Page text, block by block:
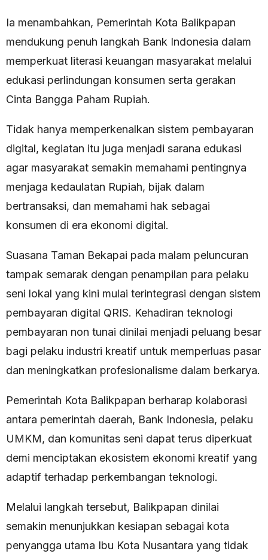
Ia menambahkan, Pemerintah Kota Balikpapan
mendukung penuh langkah Bank Indonesia dalam
memperkuat literasi keuangan masyarakat melalui
edukasi perlindungan konsumen serta gerakan
Cinta Bangga Paham Rupiah.
Tidak hanya memperkenalkan sistem pembayaran
digital, kegiatan itu juga menjadi sarana edukasi
agar masyarakat semakin memahami pentingnya
menjaga kedaulatan Rupiah, bijak dalam
bertransaksi, dan memahami hak sebagai
konsumen di era ekonomi digital.
Suasana Taman Bekapai pada malam peluncuran
tampak semarak dengan penampilan para pelaku
seni lokal yang kini mulai terintegrasi dengan sistem
pembayaran digital QRIS. Kehadiran teknologi
pembayaran non tunai dinilai menjadi peluang besar
bagi pelaku industri kreatif untuk memperluas pasar
dan meningkatkan profesionalisme dalam berkarya.
Pemerintah Kota Balikpapan berharap kolaborasi
antara pemerintah daerah, Bank Indonesia, pelaku
UMKM, dan komunitas seni dapat terus diperkuat
demi menciptakan ekosistem ekonomi kreatif yang
adaptif terhadap perkembangan teknologi.
Melalui langkah tersebut, Balikpapan dinilai
semakin menunjukkan kesiapan sebagai kota
penyangga utama Ibu Kota Nusantara yang tidak